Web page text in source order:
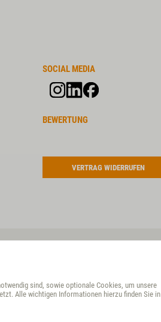
sind, sowie optionale Cookies, um unsere
Alle wichtigen Informationen hierzu finden Sie in
SOCIAL MEDIA
BEWERTUNG
VERTRAG WIDERRUFEN